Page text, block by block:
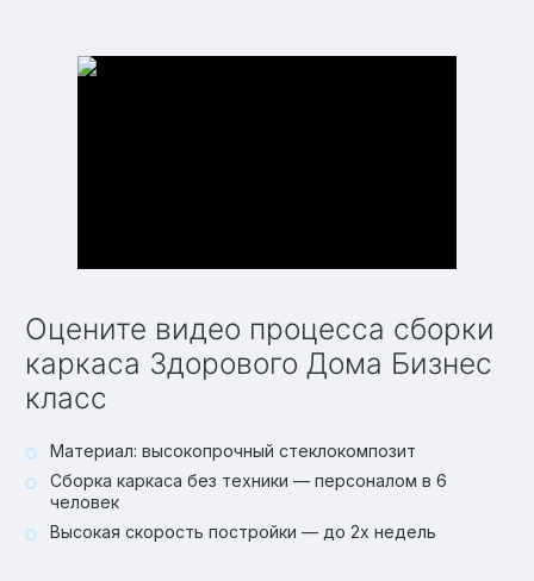
Оцените видео процесса сборки
каркаса Здорового Дома Бизнес
класс
Материал: высокопрочный стеклокомпозит
Сборка каркаса без техники — персоналом в 6
человек
Высокая скорость постройки — до 2х недель